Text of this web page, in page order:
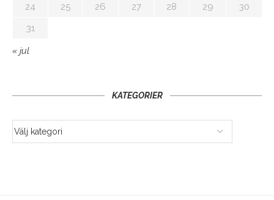
24
25 26 27 28 29
30
31
« jul
KATEGORIER